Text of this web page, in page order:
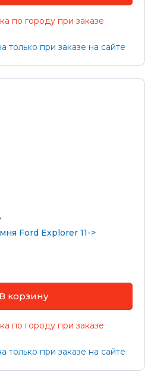
по городу при заказе
только при заказе на сайте
Ford Explorer 11->
В корзину
по городу при заказе
только при заказе на сайте